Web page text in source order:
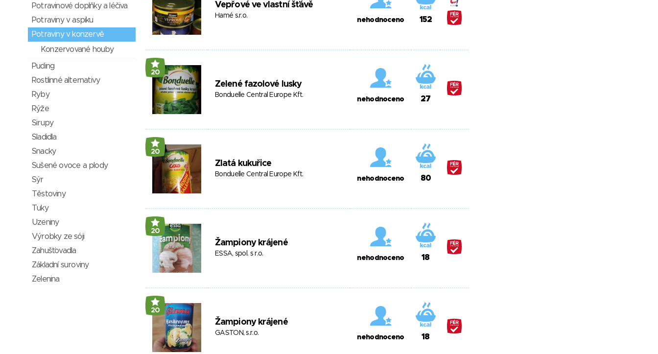
Vepřové ve vlastní šťávě
Hamé s.r.o.
nehodnoceno 152
20
Zelené fazolové lusky
Bonduelle Central Europe Kft.
nehodnoceno 27
20
Zlatá kukuřice
Bonduelle Central Europe Kft.
nehodnoceno 80
20
Žampiony krájené
ESSA, spol. s r.o.
nehodnoceno 18
20
Žampiony krájené
GASTON, s.r.o.
nehodnoceno 18
Potravinové doplňky a léčiva
Potraviny v aspiku
Potraviny v konzervě
Konzervované houby
Puding
Rostlinné alternativy
Ryby
Rýže
Sirupy
Sladidla
Snacky
Sušené ovoce a plody
Sýr
Těstoviny
Tuky
Uzeniny
Výrobky ze sóji
Zahušťovadla
Základní suroviny
Zelenina